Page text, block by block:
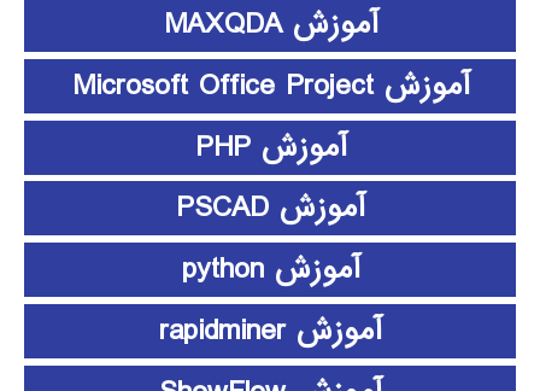
آموزش MAXQDA
آموزش Microsoft Office Project
آموزش PHP
آموزش PSCAD
آموزش python
آموزش rapidminer